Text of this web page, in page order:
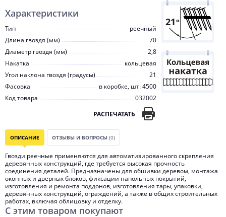
Характеристики
Тип
реечный
Длина гвоздя (мм)
70
Диаметр гвоздя (мм)
2,8
Накатка
кольцевая
Угол наклона гвоздя (градусы)
21
Фасовка
в коробке, шт: 4500
Код товара
032002
РАСПЕЧАТАТЬ
ОПИСАНИЕ ОТЗЫВЫ И ВОПРОСЫ (0)
Гвозди реечные применяются для автоматизированного скрепления
деревянных конструкций, где требуется высокая прочность
соединения деталей. Предназначены для обшивки деревом, монтажа
оконных и дверных блоков, фиксации напольных покрытий,
изготовления и ремонта поддонов, изготовления тары, упаковки,
деревянных конструкций, ограждений, а также в общих строительных
работах, включая облицовку и отделку.
С этим товаром покупают